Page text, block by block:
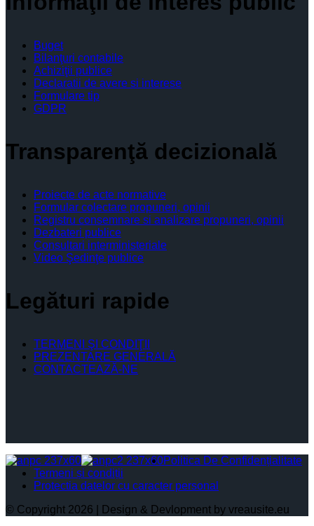
Buget
Bilanţuri contabile
Achiziţii publice
Declaratii de avere si interese
Formulare tip
GDPR
Transparenţă decizională
Proiecte de acte normative
Formular colectare propuneri, opinii
Registru consemnare si analizare propuneri, opinii
Dezbateri publice
Consultari interministeriale
Video Şedinţe publice
Legături rapide
TERMENI ŞI CONDIŢII
PREZENTARE GENERALĂ
CONTACTEAZĂ-NE
Politica De Confidențialitate
Termeni și condiții
Protectia datelor cu caracter personal
© Copyright 2026 | Design & Devlopment by vreausite.eu